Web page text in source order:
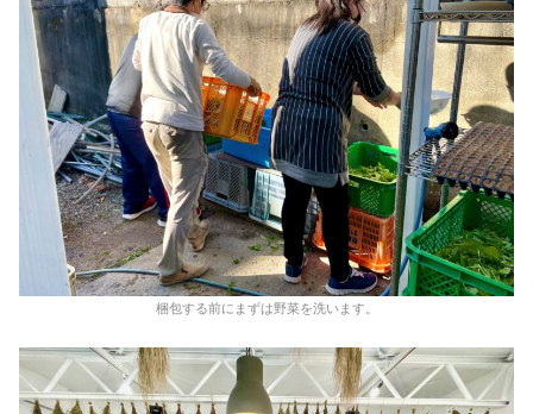
梱包する前にまずは野菜を洗います。